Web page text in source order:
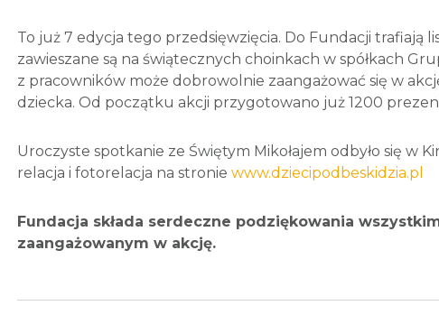
To już 7 edycja tego przedsięwzięcia. Do Fundacji trafiają
zawieszane są na świątecznych choinkach w spółkach
z pracowników może dobrowolnie zaangażować się w
dziecka. Od początku akcji przygotowano już 1200
Uroczyste spotkanie ze Świętym Mikołajem odbyło się w
relacja i fotorelacja na stronie www.dziecipodbeskidzia.pl
Fundacja składa serdeczne podziękowania
zaangażowanym w akcję.